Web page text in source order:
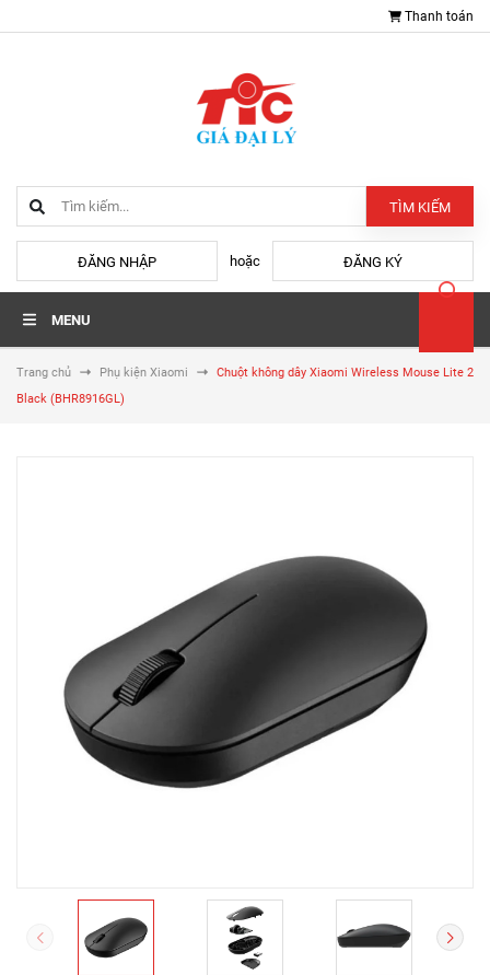
Thanh toán
TÌM KIẾM
ĐĂNG NHẬP hoặc ĐĂNG KÝ
MENU
Trang chủ Phụ kiện Xiaomi
Chuột không dây Xiaomi Wireless Mouse Lite 2
Black (BHR8916GL)